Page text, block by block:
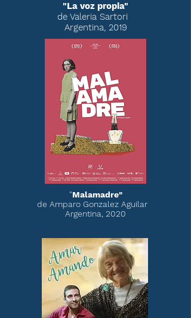
"La voz propia"
de Valeria Sartori
Argentina, 2019
"Malamadre"
de Amparo Gonzalez Aguilar
Argentina, 2020